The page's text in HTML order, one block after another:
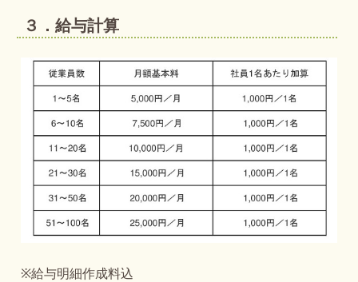
３．給与計算
※給与明細作成料込